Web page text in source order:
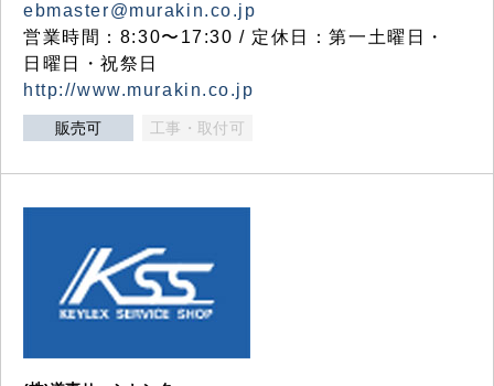
ebmaster@murakin.co.jp
営業時間：8:30〜17:30 / 定休日：第一土曜日・
日曜日・祝祭日
http://www.murakin.co.jp
販売可 工事・取付可